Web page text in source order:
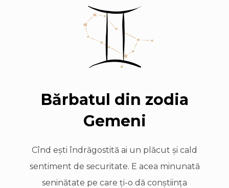
Bărbatul din zodia
Gemeni
Cînd eşti îndrăgostită ai un plăcut şi cald
sentiment de securitate. E acea minunată
seninătate pe care ţi-o dă conştiinţa